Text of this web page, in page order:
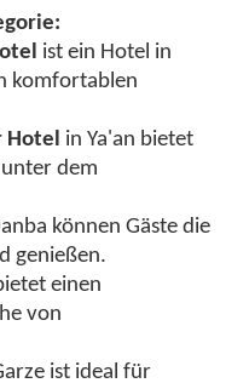
ist ein Hotel in
komfortablen
Hotel in Ya'an bietet
dem
können Gäste die
genießen.
einen
von
ist ideal für